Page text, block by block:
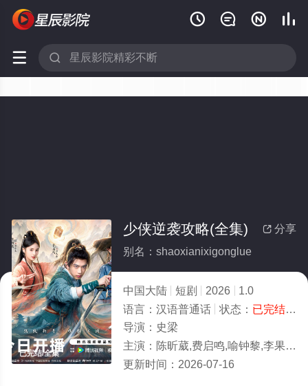
   
 
已完结/全集
 分享
少侠逆袭攻略(全集)
别名：shaoxianixigonglue
中国大陆 短剧 2026
1.0
语言： 汉语普通话 状态： 已完结- 免
导演： 史梁
主演： 陈昕葳,费启鸣,喻钟黎,李果,张竞达,岳冬峰
更新时间： 2026-07-16